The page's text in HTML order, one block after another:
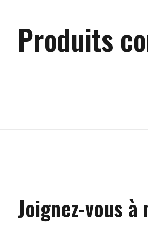
Produits
Joignez-vous